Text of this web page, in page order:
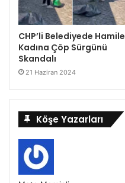
CHP’li Belediyede Hamile
Kadına Çöp Sürgünü
Skandalı
21 Haziran 2024
Köşe Yazarları